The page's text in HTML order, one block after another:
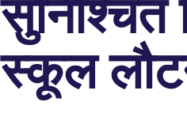
स्कूल